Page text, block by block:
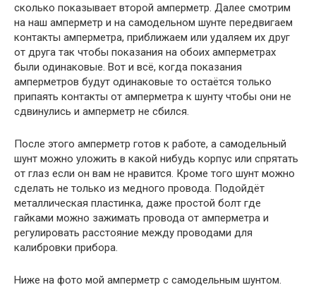
сколько показывает второй амперметр. Далее смотрим
на наш амперметр и на самодельном шунте передвигаем
контакты амперметра, приближаем или удаляем их друг
от друга так чтобы показания на обоих амперметрах
были одинаковые. Вот и всё, когда показания
амперметров будут одинаковые то остаётся только
припаять контакты от амперметра к шунту чтобы они не
сдвинулись и амперметр не сбился.
После этого амперметр готов к работе, а самодельный
шунт можно уложить в какой нибудь корпус или спрятать
от глаз если он вам не нравится. Кроме того шунт можно
сделать не только из медного провода. Подойдёт
металлическая пластинка, даже простой болт где
гайками можно зажимать провода от амперметра и
регулировать расстояние между проводами для
калибровки прибора.
Ниже на фото мой амперметр с самодельным шунтом.